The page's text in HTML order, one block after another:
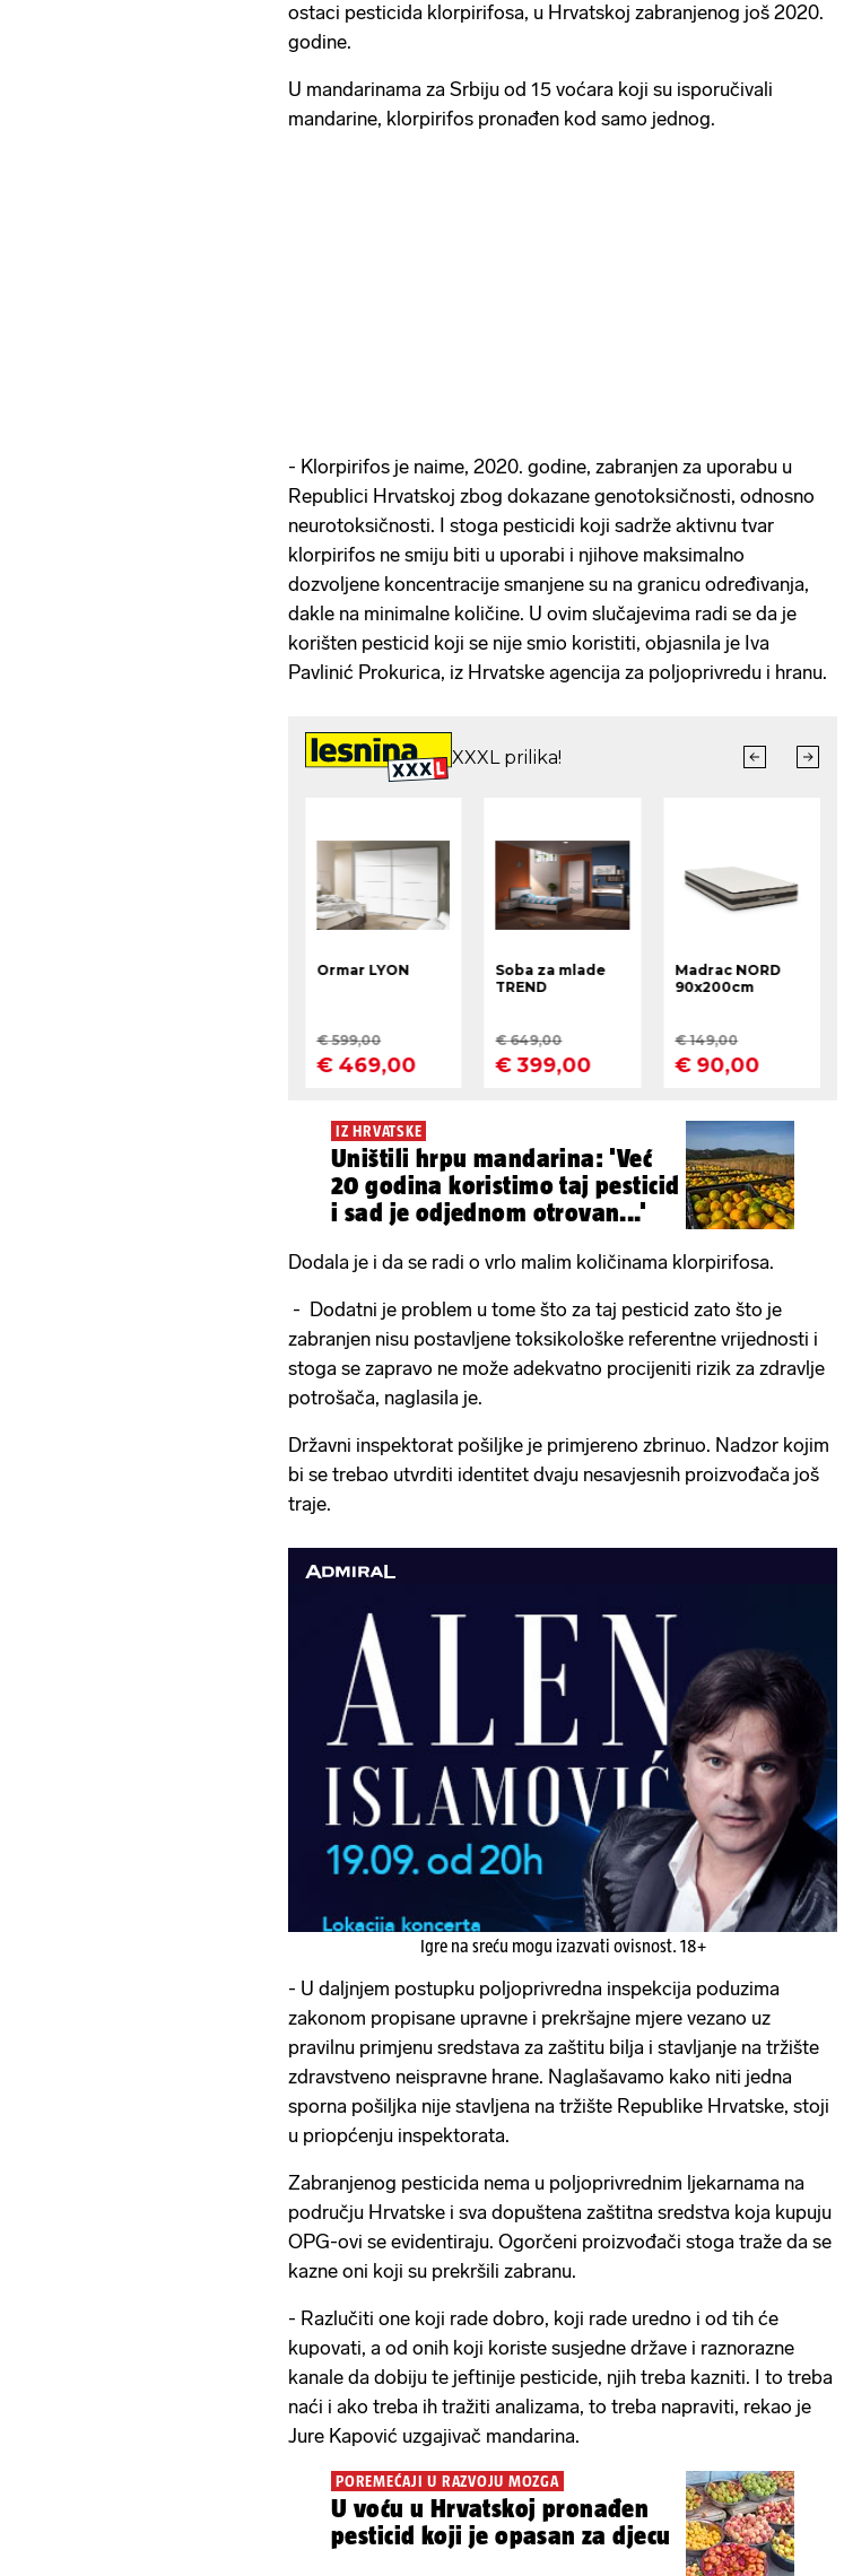
ostaci pesticida klorpirifosa, u Hrvatskoj zabranjenog još 2020.
godine.
U mandarinama za Srbiju od 15 voćara koji su isporučivali
mandarine, klorpirifos pronađen kod samo jednog.
- Klorpirifos je naime, 2020. godine, zabranjen za uporabu u
Republici Hrvatskoj zbog dokazane genotoksičnosti, odnosno
neurotoksičnosti. I stoga pesticidi koji sadrže aktivnu tvar
klorpirifos ne smiju biti u uporabi i njihove maksimalno
dozvoljene koncentracije smanjene su na granicu određivanja,
dakle na minimalne količine. U ovim slučajevima radi se da je
korišten pesticid koji se nije smio koristiti, objasnila je Iva
Pavlinić Prokurica, iz Hrvatske agencija za poljoprivredu i hranu.
IZ HRVATSKE
Uništili hrpu mandarina: 'Već
20 godina koristimo taj pesticid
i sad je odjednom otrovan...'
Dodala je i da se radi o vrlo malim količinama klorpirifosa.
- Dodatni je problem u tome što za taj pesticid zato što je
zabranjen nisu postavljene toksikološke referentne vrijednosti i
stoga se zapravo ne može adekvatno procijeniti rizik za zdravlje
potrošača, naglasila je.
Državni inspektorat pošiljke je primjereno zbrinuo. Nadzor kojim
bi se trebao utvrditi identitet dvaju nesavjesnih proizvođača još
traje.
Igre na sreću mogu izazvati ovisnost. 18+
- U daljnjem postupku poljoprivredna inspekcija poduzima
zakonom propisane upravne i prekršajne mjere vezano uz
pravilnu primjenu sredstava za zaštitu bilja i stavljanje na tržište
zdravstveno neispravne hrane. Naglašavamo kako niti jedna
sporna pošiljka nije stavljena na tržište Republike Hrvatske, stoji
u priopćenju inspektorata.
Zabranjenog pesticida nema u poljoprivrednim ljekarnama na
području Hrvatske i sva dopuštena zaštitna sredstva koja kupuju
OPG-ovi se evidentiraju. Ogorčeni proizvođači stoga traže da se
kazne oni koji su prekršili zabranu.
- Razlučiti one koji rade dobro, koji rade uredno i od tih će
kupovati, a od onih koji koriste susjedne države i raznorazne
kanale da dobiju te jeftinije pesticide, njih treba kazniti. I to treba
naći i ako treba ih tražiti analizama, to treba napraviti, rekao je
Jure Kapović uzgajivač mandarina.
POREMEĆAJI U RAZVOJU MOZGA
U voću u Hrvatskoj pronađen
pesticid koji je opasan za djecu